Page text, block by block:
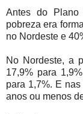
Antes do
pobreza era
no Nordeste e
No Nordeste, a
17,9% para
para 1,7%. E
anos ou menos